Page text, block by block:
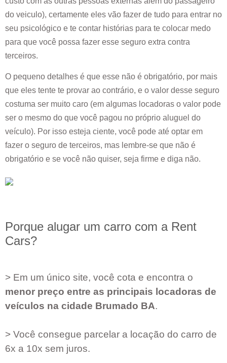
do veiculo), certamente eles vão fazer de tudo para entrar no
seu psicológico e te contar histórias para te colocar medo
para que você possa fazer esse seguro extra contra
terceiros.
O pequeno detalhes é que esse não é obrigatório, por mais
que eles tente te provar ao contrário, e o valor desse seguro
costuma ser muito caro (em algumas locadoras o valor pode
ser o mesmo do que você pagou no próprio aluguel do
veículo). Por isso esteja ciente, você pode até optar em
fazer o seguro de terceiros, mas lembre-se que não é
obrigatório e se você não quiser, seja firme e diga não.
Porque alugar um carro com a Rent
Cars?
> Em um único site, você cota e encontra o
menor preço entre as principais locadoras de
veículos na cidade Brumado BA.
> Você consegue parcelar a locação do carro de
6x a 10x sem juros.